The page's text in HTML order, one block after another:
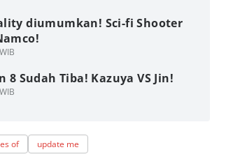
diumumkan! Sci-fi Shooter
8 Sudah Tiba! Kazuya VS Jin!
of update me